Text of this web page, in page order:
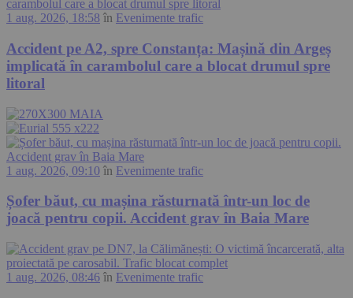
1 aug. 2026, 18:58 în Evenimente trafic
Accident pe A2, spre Constanța: Mașină din Argeș
implicată în carambolul care a blocat drumul spre
litoral
1 aug. 2026, 09:10 în Evenimente trafic
Șofer băut, cu mașina răsturnată într-un loc de
joacă pentru copii. Accident grav în Baia Mare
1 aug. 2026, 08:46 în Evenimente trafic